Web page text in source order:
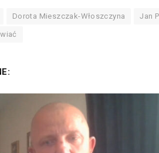
Dorota Mieszczak-Włoszczyna Jan